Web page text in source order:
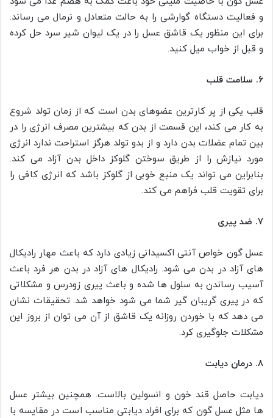
و فعالیت دستگاه گوارشی را به حالت متعادل و نرمال می رساند.
برای این منظور یک قاشق عسل را در یک لیوان شیر سرد حل کرده
و قبل از خواب میل کنید.
۶. سلامت قلب
قلب یکی از پر کارترین عضوهای بدن است که از زمان تولد شروع
به کار می کند، این قسمت از بدن که بیشترین مصرف انرژی را در
بین تمام عضلات بدن دارد و از بدو تولد هرگز استراحت ندارد انرژی
مورد نیازش را از طریق سوختن گلوکز داخل بدن آزاد می کند.
بنابراین می تواند یک منبع خوبی از گلوکز باشد که انرژی کافی را
برای تقویت قلب فراهم می کند.
۷. ضد پیری
عسل گون خواص آنتی اکسیدانی زیادی دارد که باعث مهار رادیکال
های آزاد در بدن می شود. رادیکال های آزاد در بدن هر فرد باعث
آسیب رساندن به سلول ها شده و باعث پیری زودرس و مشکلاتی
که در پیری گریبان گیر شما می شود خواهد شد. تحقیقات نشان
می دهد که با خوردن روزانه یک قاشق از آن می توان از بروز این
مشکلات جلوگیری کرد.
۸. درمان دیابت
دیابت حاصل قند خون و انسولین بالاست. همچنین بیشتر عسل
ها مثل عسل گون که برای افراد دیابتی مناسب است در مقایسه با